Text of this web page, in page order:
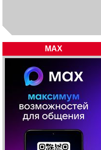
MAX